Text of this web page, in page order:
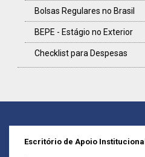
Bolsas Regulares no Brasil
BEPE - Estágio no Exterior
Checklist para Despesas
Escritório de Apoio